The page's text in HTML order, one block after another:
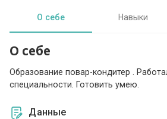
О себе Навыки
О себе
Образование повар-кондитер .
специальности. Готовить умею.
Данные